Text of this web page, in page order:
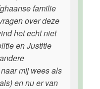
familie
over deze
het echt niet
en Justitie
mij wees als
en nu er van